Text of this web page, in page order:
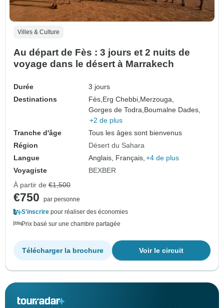
Villes & Culture
Au départ de Fès : 3 jours et 2 nuits de
voyage dans le désert à Marrakech
Durée
3 jours
Destinations
Fès, Erg Chebbi, Merzouga,
Gorges de Todra, Boumalne Dades,
+2 de plus
Tranche d'âge
Tous les âges sont bienvenus
Région
Désert du Sahara
Langue
Anglais, Français, +4 de plus
Voyagiste
BEXBER
À partir de €1,500
€750
par personne
S'inscrire pour réaliser des économies
Prix basé sur une chambre partagée
Voir le circuit
Télécharger la brochure